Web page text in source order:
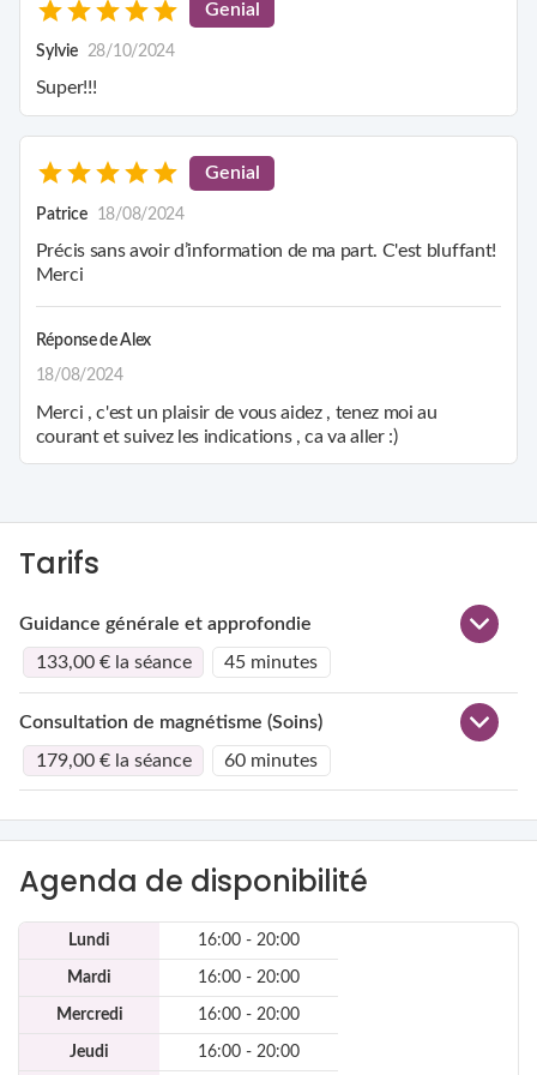
Genial
Sylvie 28/10/2024
Super!!!
Genial
Patrice 18/08/2024
Précis sans avoir d’information de ma part. C'est bluffant!
Merci
Réponse deAlex
18/08/2024
Merci , c'est un plaisir de vous aidez , tenez moi au
courant et suivez les indications , ca va aller :)
Tarifs
Guidance générale et approfondie
133,00 € la séance 45 minutes
Consultation de magnétisme (Soins)
179,00 € la séance 60 minutes
Agenda de disponibilité
Lundi 16:00 - 20:00
Mardi 16:00 - 20:00
Mercredi 16:00 - 20:00
Jeudi 16:00 - 20:00